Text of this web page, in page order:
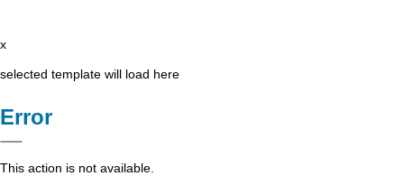
x
selected template will load here
Error
This action is not available.